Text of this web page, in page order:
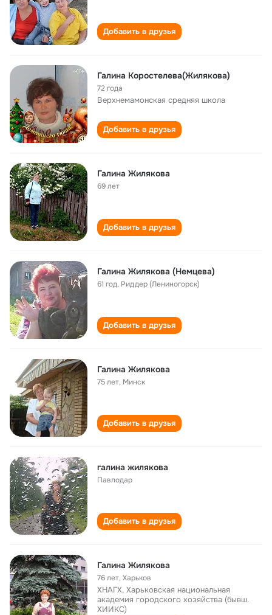
Добавить в друзья
Галина Коростелева(Жилякова)
72 года
Верхнемамонская cредняя школа
Добавить в друзья
Галина Жилякова
69 лет
Добавить в друзья
Галина Жилякова (Немцева)
61 год, Риддер (Лениногорск)
Добавить в друзья
Галина Жилякова
75 лет, Минск
Добавить в друзья
галина жилякова
Павлодар
Добавить в друзья
Галина Жилякова
76 лет,Харьков
ХНАГХ, Харьковская национальная
академия городского хозяйства (бывш.
ХИИКС)